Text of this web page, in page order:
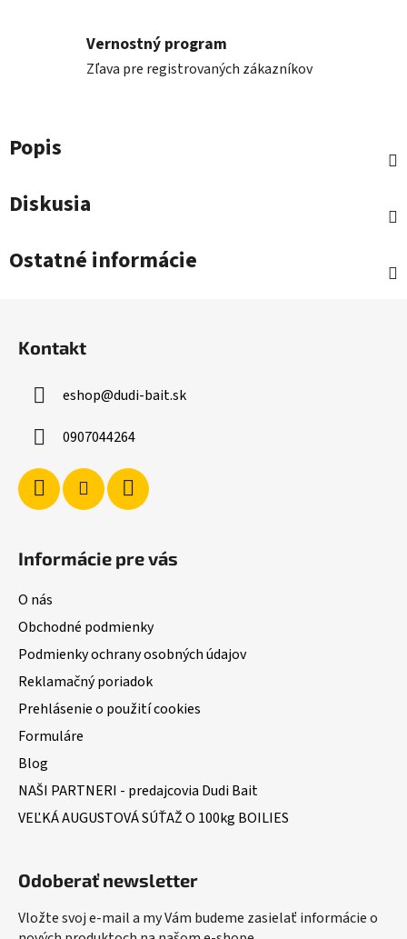
Vernostný program
Zľava pre registrovaných zákazníkov
Popis
Diskusia
Ostatné informácie
Kontakt
eshop@dudi-bait.sk
0907044264
Informácie pre vás
O nás
Obchodné podmienky
Podmienky ochrany osobných údajov
Reklamačný poriadok
Prehlásenie o použití cookies
Formuláre
Blog
NAŠI PARTNERI - predajcovia Dudi Bait
VEĽKÁ AUGUSTOVÁ SÚŤAŽ O 100kg BOILIES
Odoberať newsletter
Vložte svoj e-mail a my Vám budeme zasielať informácie o